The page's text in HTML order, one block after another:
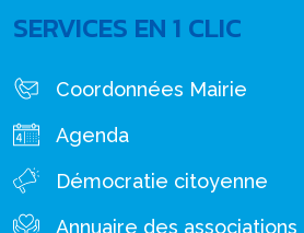
SERVICES EN 1 CLIC
Coordonnées Mairie
Agenda
Démocratie citoyenne
Annuaire des associations